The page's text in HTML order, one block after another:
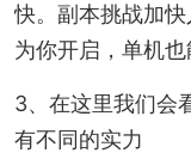
快。副本挑战加
为你开启，单机
3、在这里我们会
有不同的实力